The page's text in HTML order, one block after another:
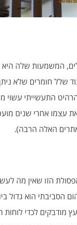
המשמעות שלה היא
שלל חומרים שלא
התעשייתי עשוי
עצמו אחרי שנים
האלה הרבה).
הזו שאין מה
הסביבתי הוא גדול
מודבקים לכדי